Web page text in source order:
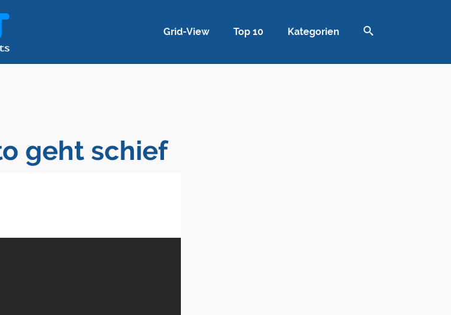
Grid-View Top 10 Kategorien
geht schief